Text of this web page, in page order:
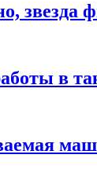
звезда
в